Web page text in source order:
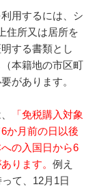
用するには、シ
住所又は居所を
する書類とし
本籍地の市区町
があります。
「免税購入対象
か月前の日以後
の入国日から6
ります。 例え
て、12月1日